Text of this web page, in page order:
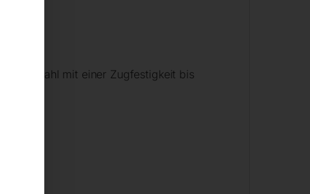
für Stahl mit einer Zugfestigkeit bis